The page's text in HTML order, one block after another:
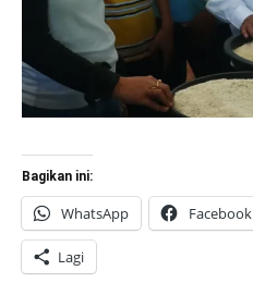
Bagikan ini:
WhatsApp Facebook
Lagi